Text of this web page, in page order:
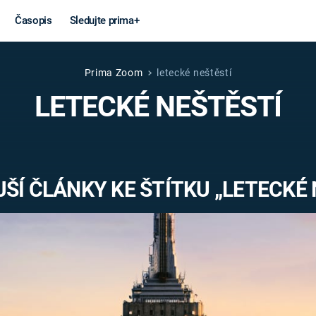
Časopis Sledujte prima+
Věda a
technika
MARS
Války
VÁLEČNÉ
Záhady a
Prima Zoom letecké neštěstí
LETECKÉ NEŠTĚSTÍ
ČLÁNKY KE ŠTÍTKU „LETECKÉ